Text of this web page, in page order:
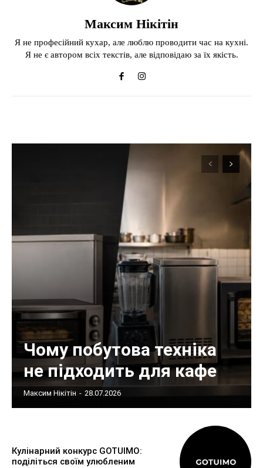
Максим Нікітін
Я не професійний кухар, але люблю проводити час на кухні.
Я не є автором всіх текстів, але відповідаю за їх якість.
Чому побутова техніка
не підходить для кафе
Максим Нікітін - 28.07.2026
Кулінарний конкурс GOTUIMO:
поділіться своїм улюбленим